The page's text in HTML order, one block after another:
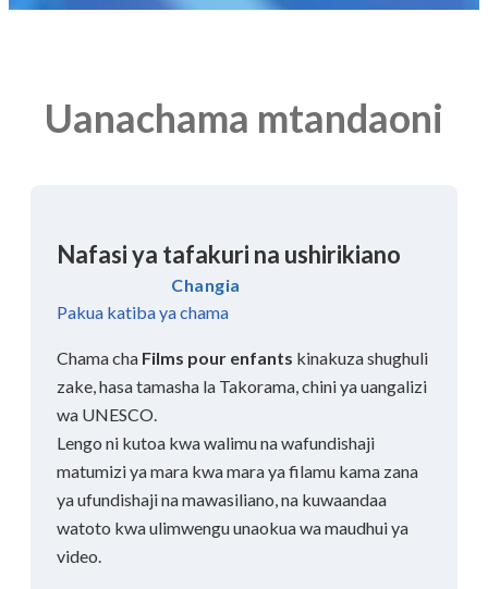
Changia
Uanachama mtandaoni
Nafasi ya tafakuri na ushirikiano
Pakua katiba ya chama
Chama cha Films pour enfants kinakuza shughuli
zake, hasa tamasha la Takorama, chini ya uangalizi
wa UNESCO.
Lengo ni kutoa kwa walimu na wafundishaji
matumizi ya mara kwa mara ya filamu kama zana
ya ufundishaji na mawasiliano, na kuwaandaa
watoto kwa ulimwengu unaokua wa maudhui ya
video.